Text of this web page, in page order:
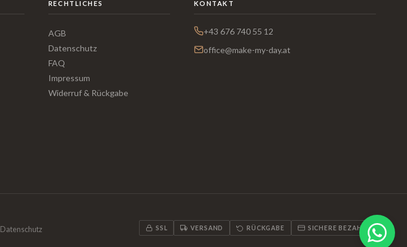
RECHTLICHES
AGB
Datenschutz
FAQ
Impressum
Widerruf & Rückgabe
KONTAKT
+43 676 740 55 12
office@make-my-day.at
Datenschutz SSL VERSAND RÜCKGABE SICHERE BEZAHLUNG